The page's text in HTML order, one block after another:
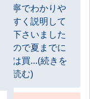
寧でわかりや
すく説明して
下さいました
ので夏までに
は買...(続きを
読む)